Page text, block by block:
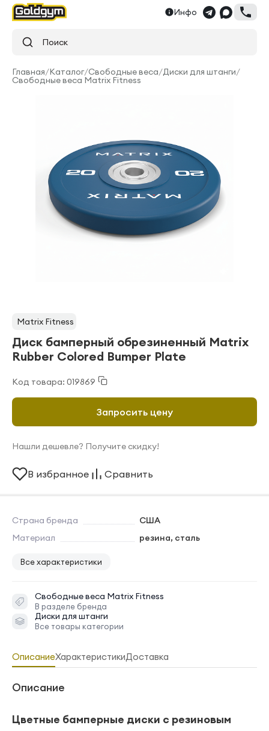
Инфо
Поиск
Главная/Каталог/Свободные веса/Диски для штанги/
Свободные веса Matrix Fitness
Matrix Fitness
Диск бамперный обрезиненный Matrix
Rubber Colored Bumper Plate
Код товара: 019869
Страна бренда
США
Материал
резина, сталь
Все характеристики
Свободные веса Matrix Fitness
В разделе бренда
Диски для штанги
Все товары категории
Запросить цену
Нашли дешевле? Получите скидку!
В избранное Сравнить
ОписаниеХарактеристикиДоставка
Описание
Цветные бамперные диски с резиновым